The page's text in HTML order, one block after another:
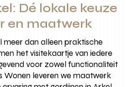
Dé lokale keuze
en maatwerk
meer dan alleen praktische
het visitekaartje van iedere
voor zowel functionaliteit
Wonen leveren we maatwerk